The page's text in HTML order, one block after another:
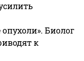
Биолог
к